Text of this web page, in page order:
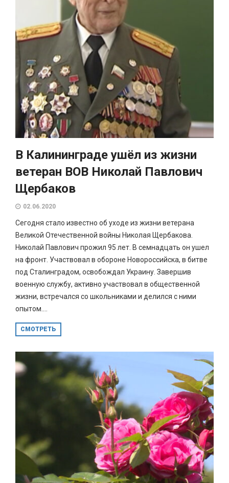
В Калининграде ушёл из жизни
ветеран ВОВ Николай Павлович
Щербаков
02.06.2020
Сегодня стало известно об уходе из жизни ветерана
Великой Отечественной войны Николая Щербакова.
Николай Павлович прожил 95 лет. В семнадцать он ушел
на фронт. Участвовал в обороне Новороссийска, в битве
под Сталинградом, освобождал Украину. Завершив
военную службу, активно участвовал в общественной
жизни, встречался со школьниками и делился с ними
опытом....
СМОТРЕТЬ